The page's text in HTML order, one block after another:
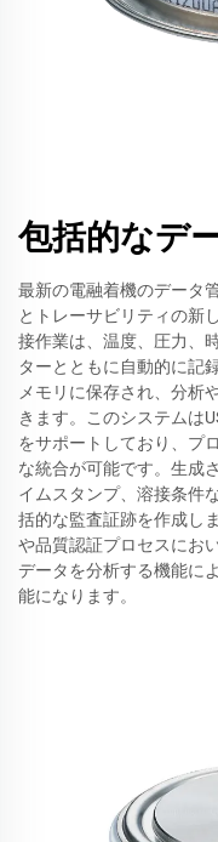
包括的なデ
最新の電融着機のデータ
とトレーサビリティの新
接作業は、温度、圧力、
ターとともに自動的に記
メモリに保存され、分析
きます。このシステムは
をサポートしており、プ
な統合が可能です。生成
イムスタンプ、溶接条件
括的な監査証跡を作成し
や品質認証プロセスにお
データを分析する機能に
能になります。